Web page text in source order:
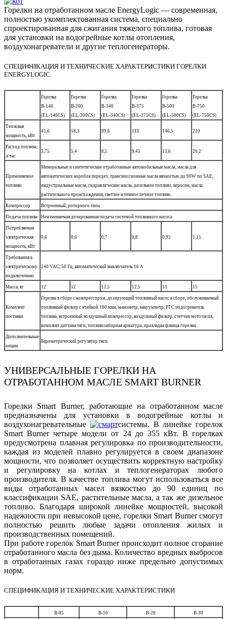
Горелки на отработанном масле EnergyLogic — современная,
полностью укомплектованная система, специально
спроектированная для сжигания тяжелого топлива, готовая
для установки на водогрейные котлы отопления,
воздухонагреватели и другие теплогенераторы.
СПЕЦИФИКАЦИЯ И ТЕХНИЧЕСКИЕ ХАРАКТЕРИСТИКИ ГОРЕЛКИ
ENERGYLOGIC.
Горелка
B-140
(EL-140CS)
Горелка
B-200
(EL-200CS)
Горелка
B-340
(EL-340CS)
Горелка
B-375
(EL-375CS)
Горелка
B-500
(EL-500CS)
Горелка
B-750
(EL-750CS)
Тепловая
мощность, кВт
41,6 58,3 99,6 110 146,5 220
Расход топлива,
л/час
3,75 5,4 8,5 9,45 13,6 20,2
Применяемое
топливо
Минеральные и синтетические отработанные автомобильные масла, масла для
автоматических коробок передач, трансмиссионные масла вязкостью до 90W по SAE,
индустриальные масла, гидравлические масла, дизельное топливо, керосин, масла
растительного происхождения, светлое и темное печное топливо.
Компрессор Встроенный, роторного типа
Подача топлива Неизменяемая дозированная подача системой топливного насоса
Потребляемая
электрическая
мощность, кВт
0,6 0,6 0,7 0,8 0,95 1,15
Требования к
электрическому
подключению
240 VAC, 50 Гц, автоматический выключатель 16 А
Масса, кг 12 12 12,5 12,5 13 15
Комплект
поставки
Горелка в сборе с компрессором, дозирующий топливный насос в сборе, обслуживаемый
топливный фильтр с ячейкой 100 мкм, манометр, вакуумметр, PTC подогреватель
топлива, встроенный воздушный компрессор, воздушный фильтр, счетчик моточасов,
комплект датчика тяги, топливозаборная арматура, прокладка фланца горелки.
Дополнительные
опции
Барометрический регулятор тяги.
УНИВЕРСАЛЬНЫЕ ГОРЕЛКИ НА
ОТРАБОТАННОМ МАСЛЕ SMART BURNER
Горелки Smart Burner, работающие на отработанном масле
предназначены для установки в водогрейные котлы и
воздухонагревательные
системы. В линейке горелок
Smart Burner четыре модели от 24 до 355 кВт. В горелках
предусмотрена плавная регулировка по производительности,
каждая из моделей плавно регулируется в своем диапазоне
мощности, что позволяет осуществить корректную настройку
и регулировку на котлах и теплогенераторах любого
производителя. В качестве топлива могут использоваться все
виды отработанных масел вязкостью до 90 единиц по
классификации SAE, растительные масла, а так же дизельное
топливо. Благодаря широкой линейке мощностей, высокой
надежности при невысокой цене, горелки Smart Burner смогут
полностью решить любые задачи отопления жилых и
производственных помещений.
При работе горелок Smart Burner происходит полное сгорание
отработанного масла без дыма. Количество вредных выбросов
в отработанных газах гораздо ниже предельно допустимых
норм.
СПЕЦИФИКАЦИЯ И ТЕХНИЧЕСКИЕ ХАРАКТЕРИСТИКИ
B-05 B-10 B-20 B-30